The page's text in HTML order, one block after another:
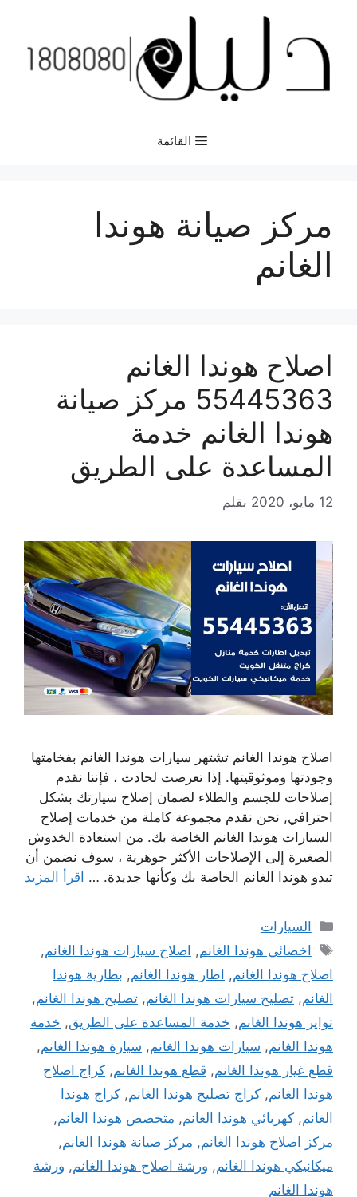
المحتوى
القائمة
مركز صيانة هوندا
الغانم
اصلاح هوندا الغانم
55445363 مركز صيانة
هوندا الغانم خدمة
المساعدة على الطريق
12 مايو، 2020 بقلم
اصلاح هوندا الغانم تشتهر سيارات هوندا الغانم بفخامتها
وجودتها وموثوقيتها. إذا تعرضت لحادث ، فإننا نقدم
إصلاحات للجسم والطلاء لضمان إصلاح سيارتك بشكل
احترافي, نحن نقدم مجموعة كاملة من خدمات إصلاح
السيارات هوندا الغانم الخاصة بك. من استعادة الخدوش
الصغيرة إلى الإصلاحات الأكثر جوهرية ، سوف نضمن أن
تبدو هوندا الغانم الخاصة بك وكأنها جديدة. … اقرأ المزيد
التصنيفات
السيارات
الوسوم
اخصائي هوندا الغانم, اصلاح سيارات هوندا الغانم,
اصلاح هوندا الغانم, اطار هوندا الغانم, بطارية هوندا
الغانم, تصليح سيارات هوندا الغانم, تصليح هوندا الغانم,
تواير هوندا الغانم, خدمة المساعدة على الطريق, خدمة
هوندا الغانم, سيارات هوندا الغانم, سيارة هوندا الغانم,
قطع غيار هوندا الغانم, قطع هوندا الغانم, كراج اصلاح
هوندا الغانم, كراج تصليج هوندا الغانم, كراج هوندا
الغانم, كهربائي هوندا الغانم, متخصص هوندا الغانم,
مركز اصلاح هوندا الغانم, مركز صيانة هوندا الغانم,
ميكانيكي هوندا الغانم, ورشة اصلاح هوندا الغانم, ورشة
هوندا الغانم